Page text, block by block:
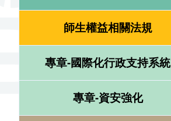
師生權益相關法規
專章-國際化行政支持系統
專章-資安強化